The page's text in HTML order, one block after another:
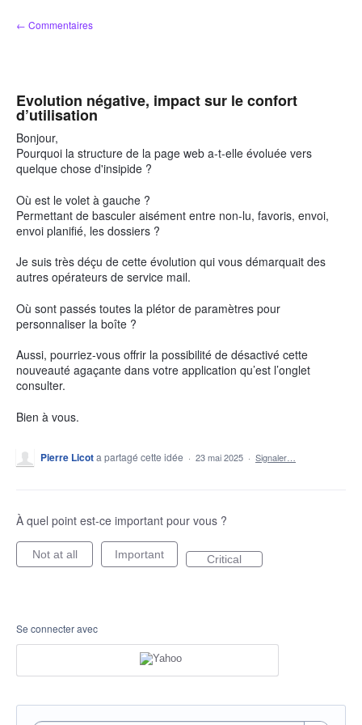
Aller
au
← Commentaires
Evolution négative, impact sur le confort
d’utilisation
Bonjour,
Pourquoi la structure de la page web a-t-elle évoluée vers
quelque chose d'insipide ?
Où est le volet à gauche ?
Permettant de basculer aisément entre non-lu, favoris, envoi,
envoi planifié, les dossiers ?
Je suis très déçu de cette évolution qui vous démarquait des
autres opérateurs de service mail.
Où sont passés toutes la plétor de paramètres pour
personnaliser la boîte ?
Aussi, pourriez-vous offrir la possibilité de désactivé cette
nouveauté agaçante dans votre application qu’est l’onglet
consulter.
Bien à vous.
Pierre Licota partagé cette idée · 23 mai 2025 · Signaler…
À quel point est-ce important pour vous ?
Not at all Important Critical
Se connecter avec